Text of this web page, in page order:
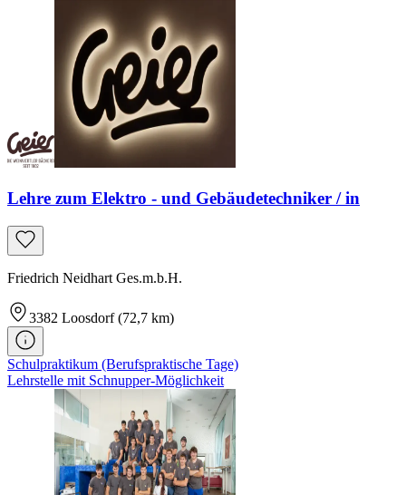
Lehre zum Elektro - und Gebäudetechniker / in
Friedrich Neidhart Ges.m.b.H.
3382 Loosdorf (72,7 km)
Schulpraktikum (Berufspraktische Tage)
Lehrstelle mit Schnupper-Möglichkeit